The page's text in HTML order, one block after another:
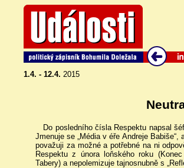
1.4. - 12.4. 2015
Do posledního čísla Respektu napsal
Jmenuje se „Média v éře Andreje
považuji za možné a potřebné na ni
Respektu z února loňského roku
Tabery) a nepolemizuje tajnosnubně s